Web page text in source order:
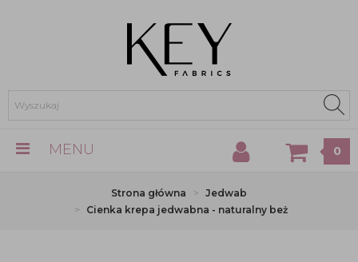
MENU 0
Strona główna
Jedwab
Cienka krepa jedwabna - naturalny beż